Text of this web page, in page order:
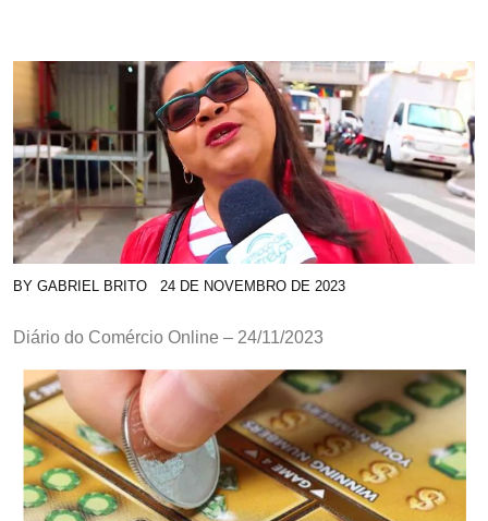
BY GABRIEL BRITO 24 DE NOVEMBRO DE 2023
Diário do Comércio Online – 24/11/2023